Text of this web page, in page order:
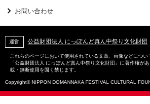
お問い合わせ
運営 公益財団法人 にっぽんど真ん中祭り文化財団
これらのページにおいて使用されている文章、画像などについ
「公益財団法人 にっぽんど真ん中祭り文化財団」に著作権が
載・無断使用を固く禁じます。
Copyright© NIPPON DOMANNAKA FESTIVAL CULTURAL